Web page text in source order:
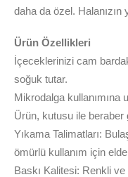
daha da özel. Halanızın
Ürün Özellikleri
İçeceklerinizi cam
soğuk tutar.
Mikrodalga kullanımına
Ürün, kutusu ile beraber
Yıkama Talimatları:
ömürlü kullanım için
Baskı Kalitesi: Renkli ve